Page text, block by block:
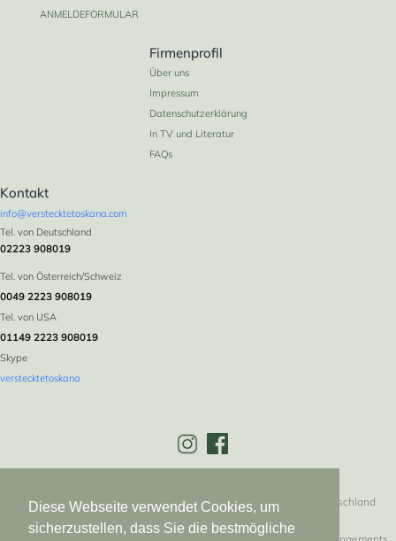
Diese Webseite verwendet Cookies, um
sicherzustellen, dass Sie die bestmögliche
ANMELDEFORMULAR
Firmenprofil
Über uns
Impressum
Datenschutzerklärung
In TV und Literatur
FAQs
Kontakt
info@verstecktetoskana.com
Tel. von Deutschland
02223 908019
Tel. von Österreich/Schweiz
0049 2223 908019
Tel. von USA
01149 2223 908019
Skype
verstecktetoskana
Versteckte Toskana * Logebachstr. 5 * 53639 Königswinter * Deutschland